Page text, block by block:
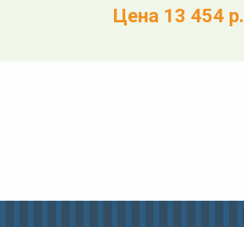
Цена 13 454 р.